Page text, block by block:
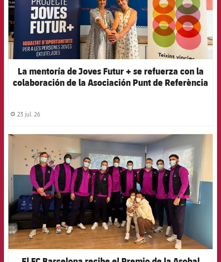
La mentoría de Joves Futur + se refuerza con la
colaboración de la Asociación Punt de Referència
label.share.clock
23 jul. 26
FCB Barcelona badge